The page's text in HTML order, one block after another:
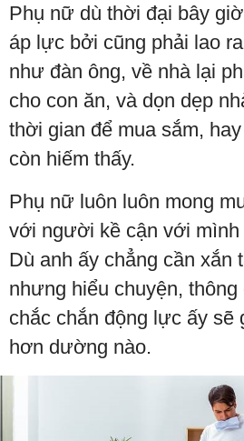
Phụ nữ dù thời đại bây
áp lực bởi cũng phải lao
như đàn ông, về nhà lại
cho con ăn, và dọn dẹp
thời gian để mua sắm,
còn hiếm thấy.
Phụ nữ luôn luôn mong
với người kề cận với
Dù anh ấy chẳng cần xắn
nhưng hiểu chuyện,
chắc chắn động lực ấy sẽ
hơn dường nào.